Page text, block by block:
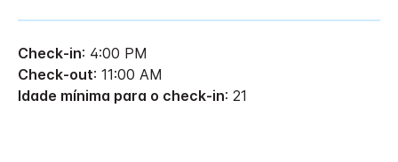
Check-in: 4:00 PM
Check-out: 11:00 AM
Idade mínima para o check-in: 21